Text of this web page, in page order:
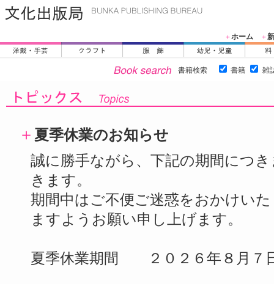
＋ホーム ＋
書籍検索 書籍 雑
＋ 夏季休業のお知らせ
誠に勝手ながら、下記の期間につ
きます。
期間中はご不便ご迷惑をおかけい
ますようお願い申し上げます。
夏季休業期間 ２０２６年８月７